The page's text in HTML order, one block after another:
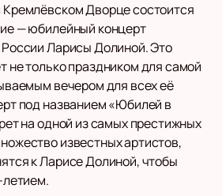
Кремлёвском Дворце состоится
— юбилейный концерт
России Ларисы Долиной. Это
не только праздником для самой
вечером для всех её
под названием «Юбилей в
на одной из самых престижных
известных артистов,
к Ларисе Долиной, чтобы
летием.